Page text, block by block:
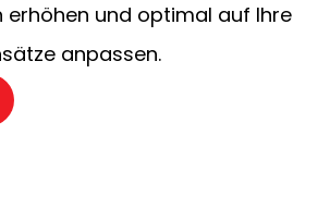
erhöhen und optimal auf Ihre
anpassen.